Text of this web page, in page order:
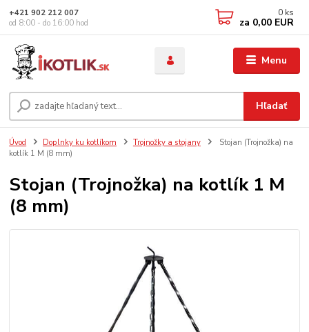
Menu
Hľadať
+421 902 212 007
od 8:00 - do 16:00 hod
0 ks
za 0,00 EUR
Úvod Doplnky ku kotlíkom Trojnožky a stojany
Stojan (Trojnožka) na
kotlík 1 M (8 mm)
Stojan (Trojnožka) na kotlík 1 M
(8 mm)